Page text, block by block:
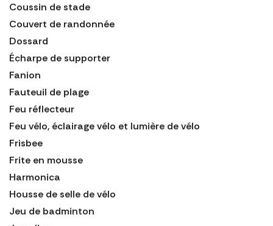
Coussin de stade
Couvert de randonnée
Dossard
Écharpe de supporter
Fanion
Fauteuil de plage
Feu réflecteur
Feu vélo, éclairage vélo et lumière de vélo
Frisbee
Frite en mousse
Harmonica
Housse de selle de vélo
Jeu de badminton